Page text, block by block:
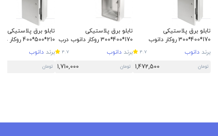
تابلو برق پلاستیکی
170*400*300 روکار دانوب
برند دانوب 4.7
تومان 1,472,500
تابلو برق پلاستیکی
170*400*300 روکار دانوب درب
شفافبرند دانوب 4.7
تومان 1,710,000
تابلو برق پلاستیکی
210*500*400 روکار دانوب
برند دانوب
تومان